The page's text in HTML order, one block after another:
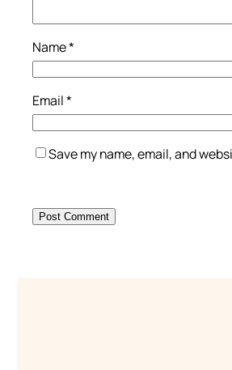
Name*
Email*
Save my name, email, and